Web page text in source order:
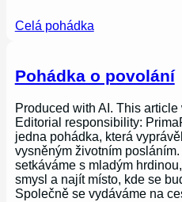
Celá pohádka
Pohádka o povolání
Produced with AI. This
Editorial responsibility:
jedna pohádka, která
vysněným životním
setkáváme s mladým
smysl a najít místo, kde se
Společně se vydáváme na